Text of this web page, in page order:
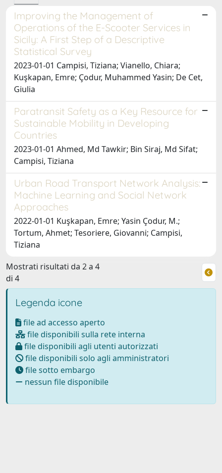
Improving the Management of
Operations of the E-Scooter Services in
Sicily: A First Step of a Descriptive
Statistical Survey
2023-01-01 Campisi, Tiziana; Vianello, Chiara;
Kuşkapan, Emre; Çodur, Muhammed Yasin; De Cet,
Giulia
Paratransit Safety as a Key Resource for
Sustainable Mobility in Developing
Countries
2023-01-01 Ahmed, Md Tawkir; Bin Siraj, Md Sifat;
Campisi, Tiziana
Urban Road Transport Network Analysis:
Machine Learning and Social Network
Approaches
2022-01-01 Kuşkapan, Emre; Yasin Çodur, M.;
Tortum, Ahmet; Tesoriere, Giovanni; Campisi,
Tiziana
Mostrati risultati da 2 a 4
di 4
Legenda icone
file ad accesso aperto
file disponibili sulla rete interna
file disponibili agli utenti autorizzati
file disponibili solo agli amministratori
file sotto embargo
nessun file disponibile